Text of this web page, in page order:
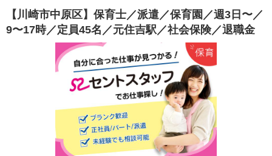
【川崎市中原区】保育士／派遣／保育園／週3日〜／
9〜17時／定員45名／元住吉駅／社会保険／退職金